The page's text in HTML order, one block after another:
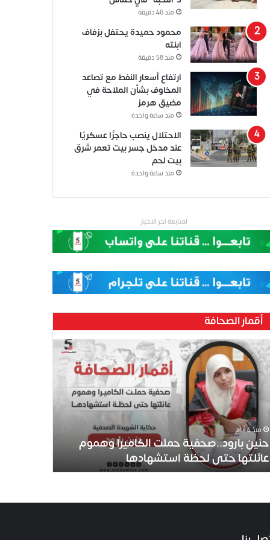
منذ 46 دقيقة
محمود حميدة يحتفل بزفاف
ابنته
منذ 58 دقيقة
ارتفاع أسعار النفط مع تصاعد
المخاوف بشأن الملاحة في
مضيق هرمز
منذ ساعة واحدة
الاحتلال ينصب حاجزًا عسكريًا
عند مدخل جسر بيت تعمر شرق
بيت لحم
منذ ساعة واحدة
لمتابعة اخر الاخبار
أقمار الصحافة
منذ 4 أيام
حنين بارود..صحفية حملت الكاميرا وهموم
عائلتها حتى لحظة استشهادها